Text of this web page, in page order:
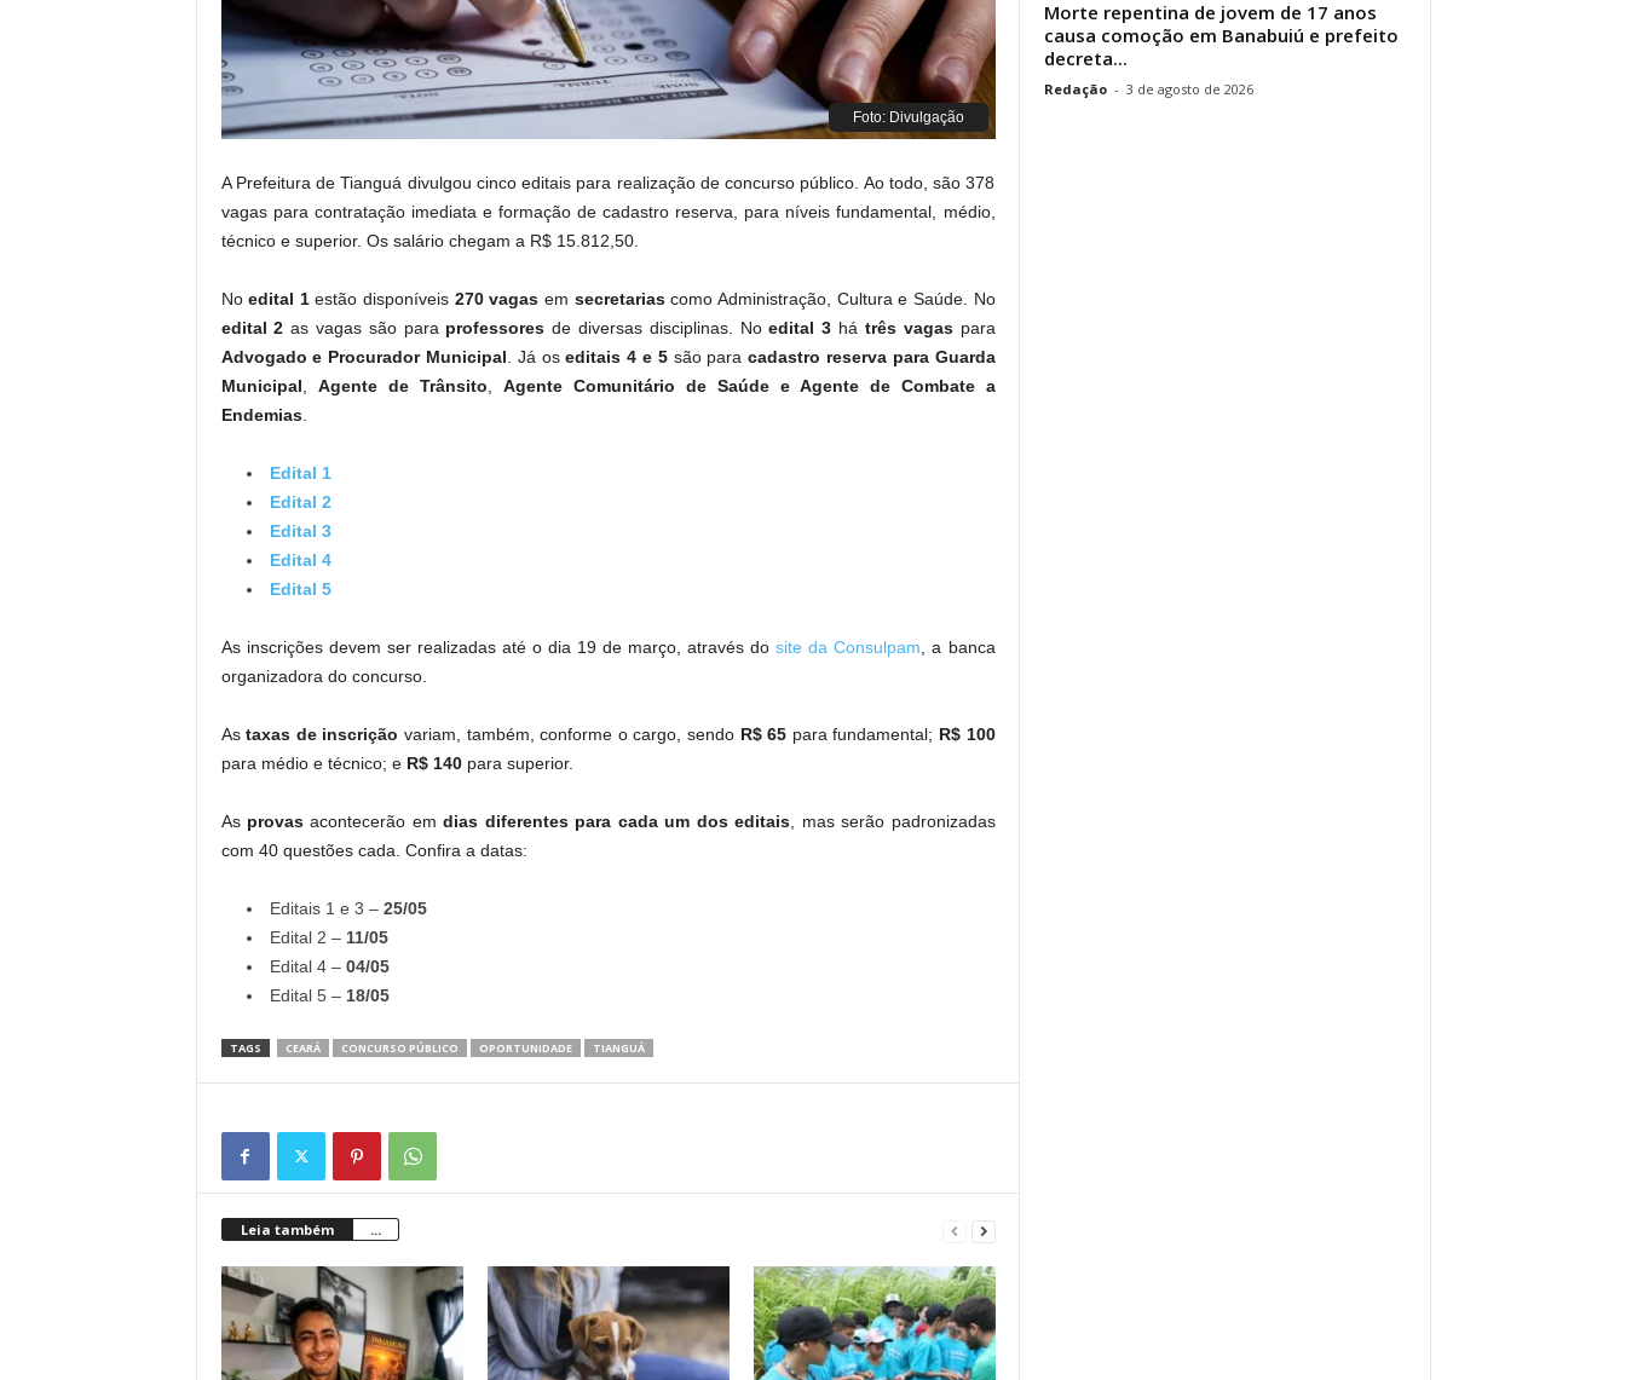
Foto: Divulgação
A Prefeitura de Tianguá divulgou cinco editais para realização de concurso público. Ao todo, são 378
vagas para contratação imediata e formação de cadastro reserva, para níveis fundamental, médio,
técnico e superior. Os salário chegam a R$ 15.812,50.
Noedital 1estão disponíveis 270 vagas em secretariascomo Administração, Cultura e Saúde. No
edital 2 as vagas são para professores de diversas disciplinas. Noedital 3 há três vagaspara
Advogado e Procurador Municipal . Já oseditais 4 e 5são paracadastro reserva para Guarda
Municipal
Agente de Trânsito
Agente Comunitário de Saúde e Agente de Combate a
Endemias.
Edital 1
Edital 2
Edital 3
Edital 4
Edital 5
As inscrições devem ser realizadas até o dia 19 de março, através dosite da Consulpam , a banca
organizadora do concurso.
Astaxas de inscrição variam, também, conforme o cargo, sendo R$ 65 para fundamental; R$ 100
para médio e técnico; e R$ 140para superior.
As provasacontecerão emdias diferentes para cada um dos editais , mas serão padronizadas
com 40 questões cada. Confira a datas:
Editais 1 e 3 – 25/05
Edital 2 – 11/05
Edital 4 – 04/05
Edital 5 – 18/05
TAGS CEARÁ CONCURSO PÚBLICO OPORTUNIDADE TIANGUÁ
Leia também ...
Morte repentina de jovem de 17 anos
causa comoção em Banabuiú e prefeito
decreta...
Redação - 3 de agosto de 2026